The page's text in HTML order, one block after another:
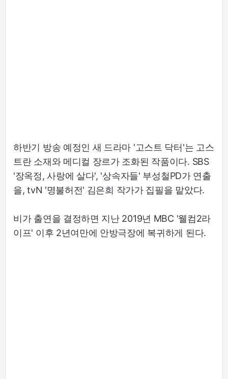
하반기 방송 예정인 새 드라마 '고스트 닥터'는 고스
트란 소재와 메디컬 장르가 조화된 작품이다. SBS
'장옥정, 사랑에 살다', '상속자들' 부성철PD가 연출
을, tvN '명불허전' 김은희 작가가 집필을 맡았다.
비가 출연을 결정하면 지난 2019년 MBC '웰컴2라
이프' 이후 2년여만에 안방극장에 복귀하게 된다.